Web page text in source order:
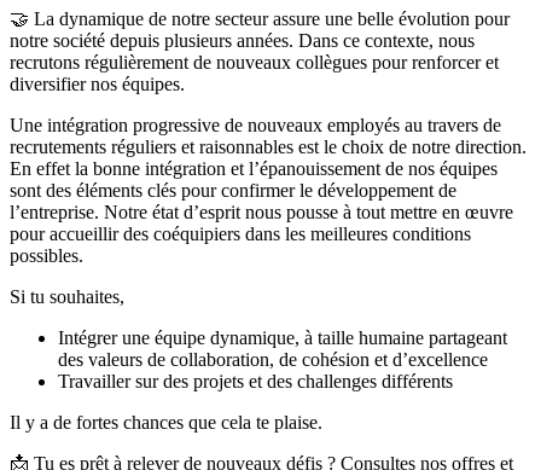
🤝 La dynamique de notre secteur assure une belle évolution pour
notre société depuis plusieurs années. Dans ce contexte, nous
recrutons régulièrement de nouveaux collègues pour renforcer et
diversifier nos équipes.
Une intégration progressive de nouveaux employés au travers de
recrutements réguliers et raisonnables est le choix de notre direction.
En effet la bonne intégration et l’épanouissement de nos équipes
sont des éléments clés pour confirmer le développement de
l’entreprise. Notre état d’esprit nous pousse à tout mettre en œuvre
pour accueillir des coéquipiers dans les meilleures conditions
possibles.
Si tu souhaites,
Intégrer une équipe dynamique, à taille humaine partageant
des valeurs de collaboration, de cohésion et d’excellence
Travailler sur des projets et des challenges différents
Il y a de fortes chances que cela te plaise.
📩 Tu es prêt à relever de nouveaux défis ? Consultes nos offres et